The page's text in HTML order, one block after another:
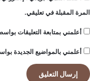
المرة المقبلة في تعليقي.
أعلمني بمتابعة التعليقات
أعلمني بالمواضيع الجديدة